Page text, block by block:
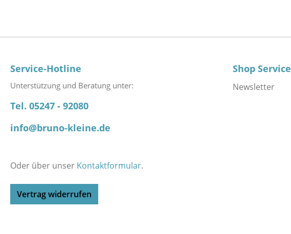
Service-Hotline
Unterstützung und Beratung unter:
Tel. 05247 - 92080
info@bruno-kleine.de
Oder über unser Kontaktformular.
Vertrag widerrufen
Shop Service
Newsletter